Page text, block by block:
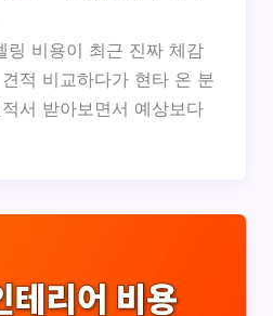
링 비용이 최근 진짜 체감
적 비교하다가 현타 온 분
서 받아보면서 예상보다